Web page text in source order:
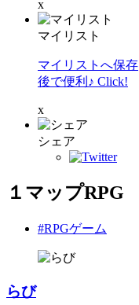
x
マイリスト
マイリストへ保存
後で便利♪ Click!
x
シェア
１マップRPG
#RPGゲーム
らび